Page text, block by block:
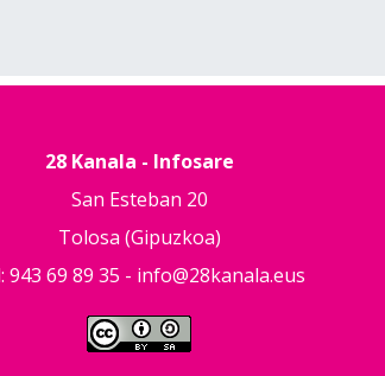
28 Kanala - Infosare
San Esteban 20
Tolosa (Gipuzkoa)
943 69 89 35 - info@28kanala.eus